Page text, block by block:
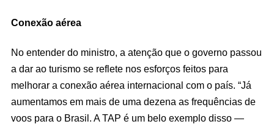
Conexão aérea
No entender do ministro, a atenção que o governo passou
a dar ao turismo se reflete nos esforços feitos para
melhorar a conexão aérea internacional com o país. “Já
aumentamos em mais de uma dezena as frequências de
voos para o Brasil. A TAP é um belo exemplo disso —